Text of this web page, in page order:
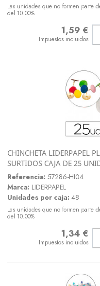
Las unidades que no formen parte
del 10.00%
1,59 €
Impuestos incluidos
CHINCHETA LIDERPAPEL
SURTIDOS CAJA DE 25
Referencia: 57286-HI04
Marca: LIDERPAPEL
Unidades por caja: 48
Las unidades que no formen parte
del 10.00%
1,34 €
Impuestos incluidos